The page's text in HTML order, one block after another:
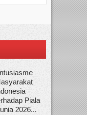
Piala
2026...